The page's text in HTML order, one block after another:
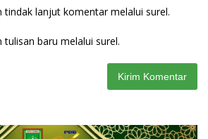
tindak lanjut komentar melalui surel.
tulisan baru melalui surel.